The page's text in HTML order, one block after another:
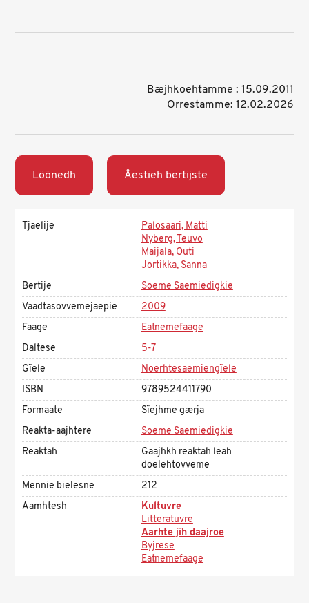
Bæjhkoehtamme : 15.09.2011
Orrestamme: 12.02.2026
Löönedh Åestieh bertijste
Tjaelije
Palosaari, Matti
Nyberg, Teuvo
Maijala, Outi
Jortikka, Sanna
Bertije
Soeme Saemiedigkie
Vaadtasovvemejaepie
2009
Faage
Eatnemefaage
Daltese
5-7
Gïele
Noerhtesaemiengïele
ISBN
9789524411790
Formaate
Sïejhme gærja
Reakta-aajhtere
Soeme Saemiedigkie
Reaktah
Gaajhkh reaktah leah
doelehtovveme
Mennie bielesne
212
Aamhtesh
Kultuvre
Litteratuvre
Aarhte jïh daajroe
Byjrese
Eatnemefaage